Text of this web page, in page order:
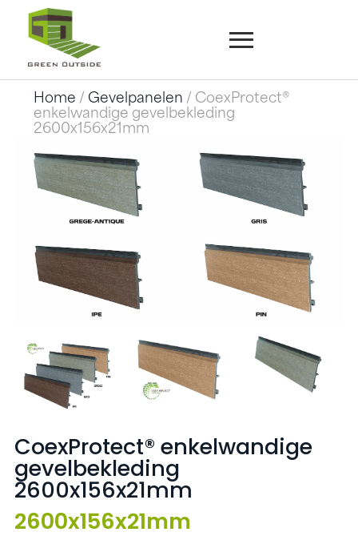
Home / Gevelpanelen / CoexProtect®
enkelwandige gevelbekleding
2600x156x21mm
CoexProtect® enkelwandige
gevelbekleding
2600x156x21mm
2600x156x21mm